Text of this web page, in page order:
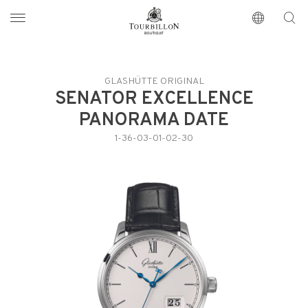
https://www.tourbillon.com/index.php/zh-hant
GLASHÜTTE ORIGINAL
SENATOR EXCELLENCE
PANORAMA DATE
1-36-03-01-02-30